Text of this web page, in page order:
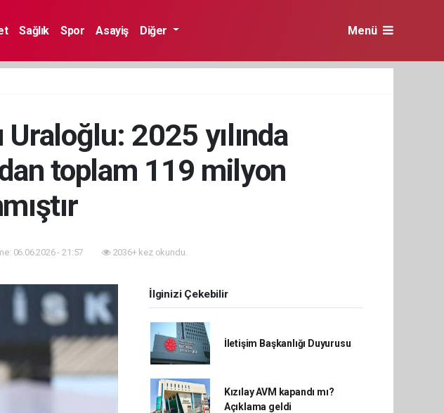
Sağlık Spor Asayiş Diğer Menü
Uraloğlu: 2025 yılında
toplam 119 milyon
06.06.2026 - 21:57 2036+ kez okundu.
İlginizi Çekebilir
İletişim Başkanlığı Duyurusu
Kızılay AVM kapandı mı?
Açıklama geldi